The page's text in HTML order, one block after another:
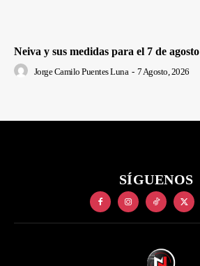
Neiva y sus medidas para el 7 de agosto
Jorge Camilo Puentes Luna - 7 Agosto, 2026
SÍGUENOS